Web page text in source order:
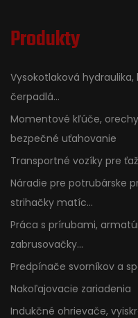
Produkty
Vysokotlaková
čerpadlá...
Momentové kľúče,
bezpečné uťahovanie
Transportné vozíky pre
Náradie pre potrubárske
strihačky matíc...
Práca s prírubami,
zabrusovačky...
Predpínače svorníkov a
Nakoľajovacie zariadenia
Indukčné ohrievače,